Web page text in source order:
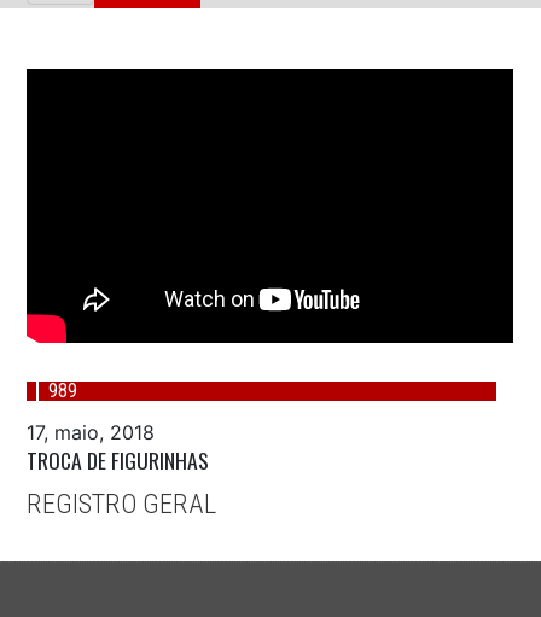
989
17, maio, 2018
TROCA DE FIGURINHAS
REGISTRO GERAL